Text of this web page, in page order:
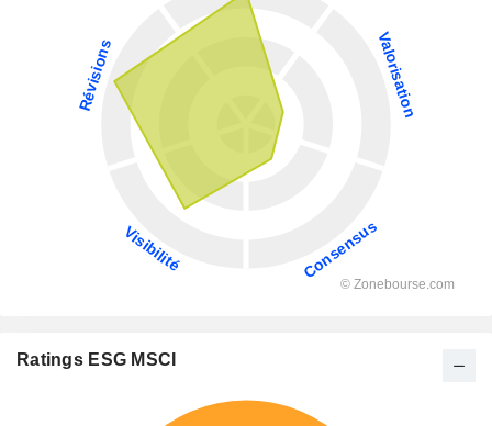
Ratings ESG MSCI